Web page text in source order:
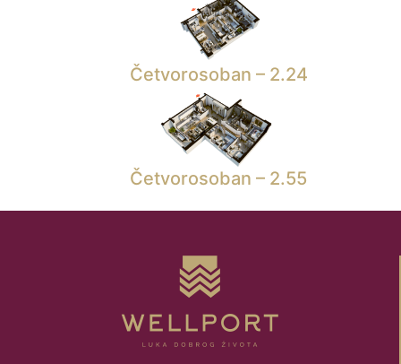
Četvorosoban – 2.24
Četvorosoban – 2.55